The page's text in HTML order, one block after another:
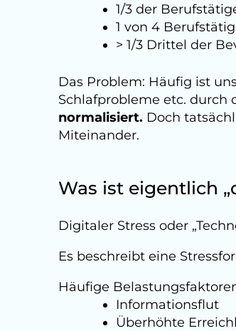
1/3 der
1 von 4
> 1/3 Drittel der
Das Problem: Häufig ist
Schlafprobleme etc. durch
normalisiert. Doch
Miteinander.
Was ist eigentlich
Digitaler Stress oder
Es beschreibt eine
Häufige
Informationsflut
Überhöhte